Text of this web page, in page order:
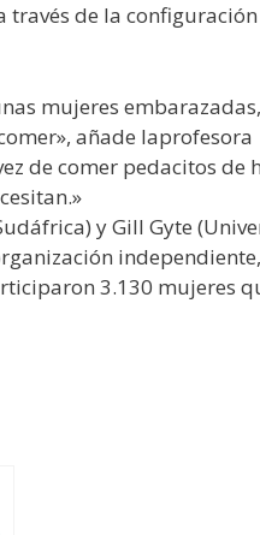
través de la
mujeres
añade
de comer pedacitos de
y Gill Gyte
3.130 mujeres